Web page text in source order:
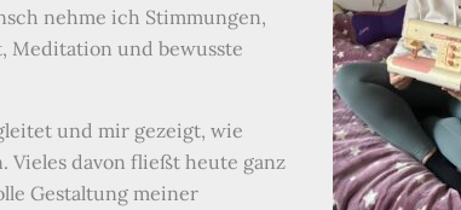
nehme ich Stimmungen,
Meditation und bewusste
und mir gezeigt, wie
Vieles davon fließt heute ganz
Gestaltung meiner